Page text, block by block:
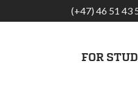
(+47) 46 51 43
FOR